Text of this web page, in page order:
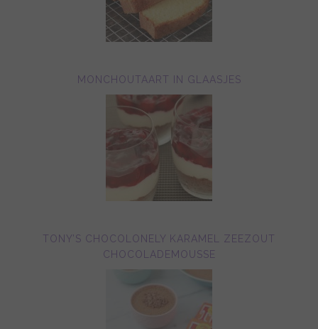
MONCHOUTAART IN GLAASJES
TONY’S CHOCOLONELY KARAMEL ZEEZOUT
CHOCOLADEMOUSSE